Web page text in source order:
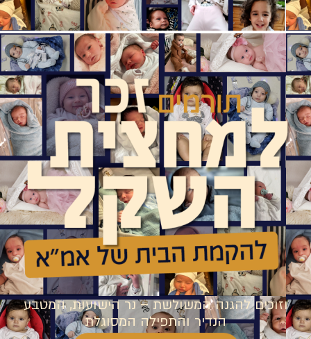
וזוכים להגנה המשולשת – נר הישועות, המטבע
הנדיר והתפילה המסוגלת